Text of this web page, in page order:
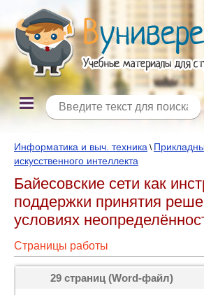
Информатика и выч. техника \
искусственного интеллекта
Байесовские сети как
поддержки принятия
условиях
Страницы работы
29 страниц (Word-файл)